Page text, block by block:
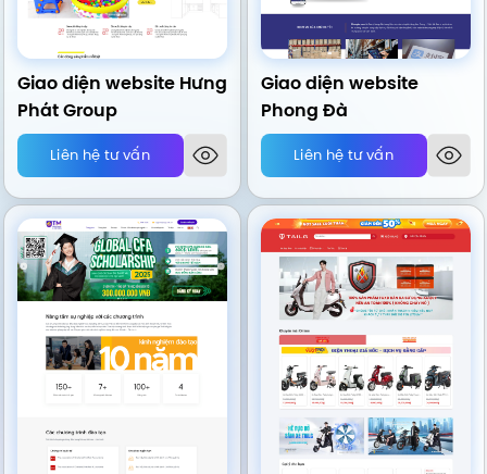
Giao diện website Hưng
Phát Group
Liên hệ tư vấn
Giao diện website
Phong Đà
Liên hệ tư vấn